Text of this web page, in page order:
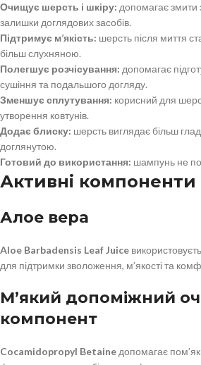
Очищує шерсть і шкіру: допомагає змити
залишки доглядових засобів.
Підтримує м’якість: шерсть після миття
більш слухняною.
Полегшує розчісування: допомагає
сушіння та подальшого догляду.
Зменшує сплутування: корисний для
утворення ковтунів.
Додає блиску: шерсть виглядає більш
доглянутою.
Готовий до використання: шампунь не
Активні компоненти
Алое вера
Aloe Barbadensis Leaf Juice
для підтримки зволоження, м’якості та
М’який допоміжний
компонент
Cocamidopropyl Betaine допомагає